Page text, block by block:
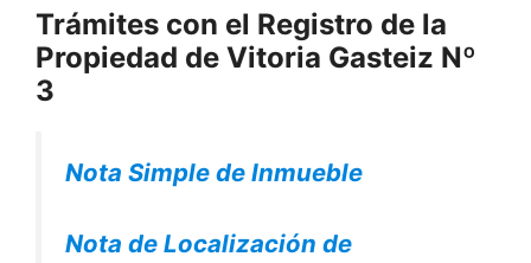
Trámites con el Registro de la
Propiedad de Vitoria Gasteiz Nº
3
Nota Simple de Inmueble
Nota de Localización de